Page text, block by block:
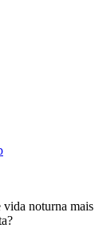
vida noturna mais